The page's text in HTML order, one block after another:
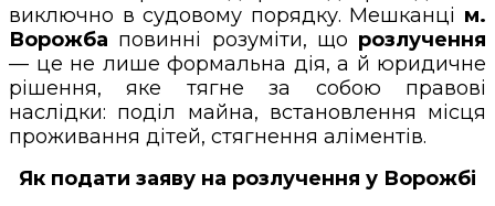
виключно в судовому порядку. Мешканці м.
Ворожба повинні розуміти, що розлучення
— це не лише формальна дія, а й юридичне
рішення, яке тягне за собою правові
наслідки: поділ майна, встановлення місця
проживання дітей, стягнення аліментів.
Як подати заяву на розлучення у Ворожбі